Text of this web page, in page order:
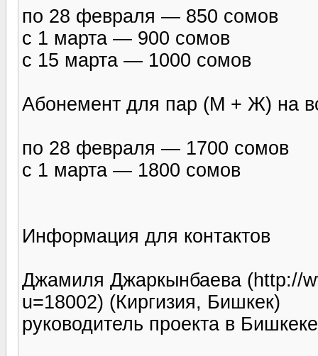
по 28 февраля — 850 сомов
с 1 марта — 900 сомов
с 15 марта — 1000 сомов
Абонемент для пар (М + Ж) на
по 28 февраля — 1700 сомов
с 1 марта — 1800 сомов
Информация для контактов
Джамиля Джаркынбаева (http://
u=18002) (Киргизия, Бишкек)
руководитель проекта в Бишкеке